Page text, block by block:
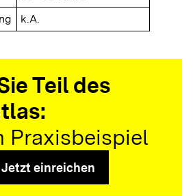
k.A.
Teil des
Praxisbeispiel
Jetzt einreichen